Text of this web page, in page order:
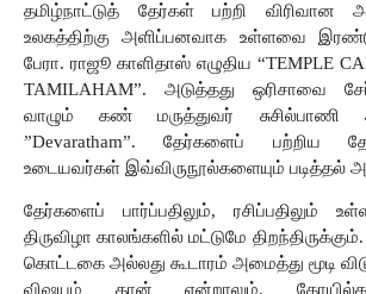
தமிழ்நாட்டுத் தேர்கள் பற்றி விரிவான
உலகத்திற்கு
அளிப்பனவாக
உள்ளவை
பேரா. ராஜூ காளிதாஸ் எழுதிய “TEMPLE
TAMILAHAM”. அடுத்தது ஒரிசாவை
வாழும் கண் மருத்துவர் சுசில்பாணி
”Devaratham”. தேர்களைப் பற்றிய
உடையவர்கள் இவ்விருநூல்களையும் படித்தல்
தேர்களைப் பார்ப்பதிலும், ரசிப்பதிலும்
திருவிழா காலங்களில் மட்டுமே திறந்திருக்கும்.
கொட்டகை அல்லது கூடாரம் அமைத்து மூடி
விஷயம்
தான் என்றாலும்,